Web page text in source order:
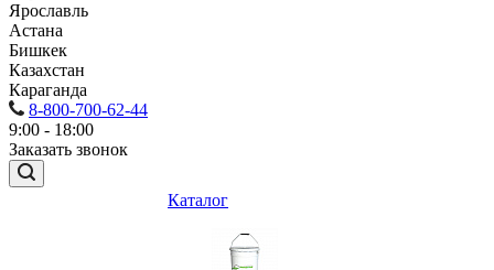
Ярославль
Астана
Бишкек
Казахстан
Караганда
8-800-700-62-44
9:00 - 18:00
Заказать звонок
Каталог